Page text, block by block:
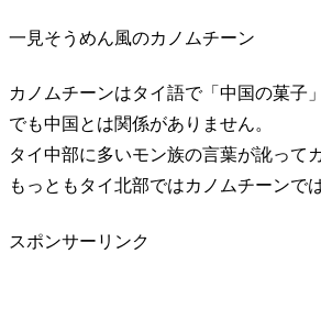
一見そうめん風のカノムチーン
カノムチーンはタイ語で「中国の菓子
でも中国とは関係がありません。
タイ中部に多いモン族の言葉が訛って
もっともタイ北部ではカノムチーンで
スポンサーリンク